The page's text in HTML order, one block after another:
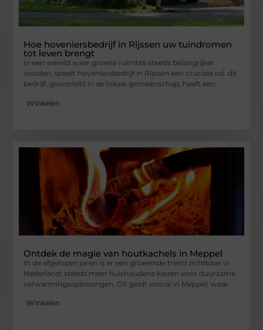
Hoe hoveniersbedrijf in Rijssen uw tuindromen
tot leven brengt
in een wereld waar groene ruimtes steeds belangrijker
worden, speelt hoveniersbedrijf in Rijssen een cruciale rol. dit
bedrijf, geworteld in de lokale gemeenschap, heeft een
Winkelen
Ontdek de magie van houtkachels in Meppel
In de afgelopen jaren is er een groeiende trend zichtbaar in
Nederland; steeds meer huishoudens kiezen voor duurzame
verwarmingsoplossingen. Dit geldt vooral in Meppel, waar
Winkelen